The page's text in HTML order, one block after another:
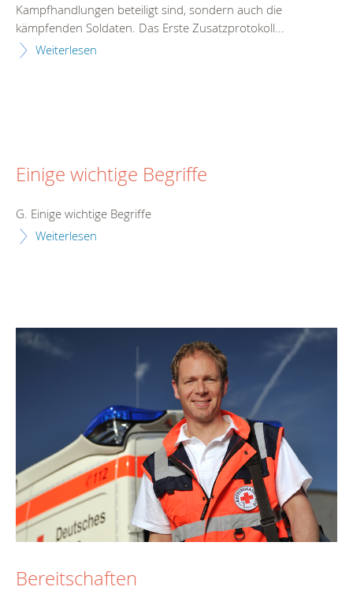
Kampfhandlungen beteiligt sind, sondern auch die
kämpfenden Soldaten. Das Erste Zusatzprotokoll...
Weiterlesen
Einige wichtige Begriffe
G. Einige wichtige Begriffe
Weiterlesen
Bereitschaften